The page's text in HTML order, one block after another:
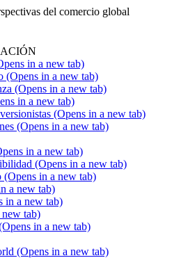
del comercio global
in a new tab)
(Opens in a new tab)
(Opens in a new tab)
in a new tab)
(Opens in a new tab)
(Opens in a new tab)
in a new tab)
(Opens in a new tab)
(Opens in a new tab)
a new tab)
in a new tab)
tab)
in a new tab)
(Opens in a new tab)